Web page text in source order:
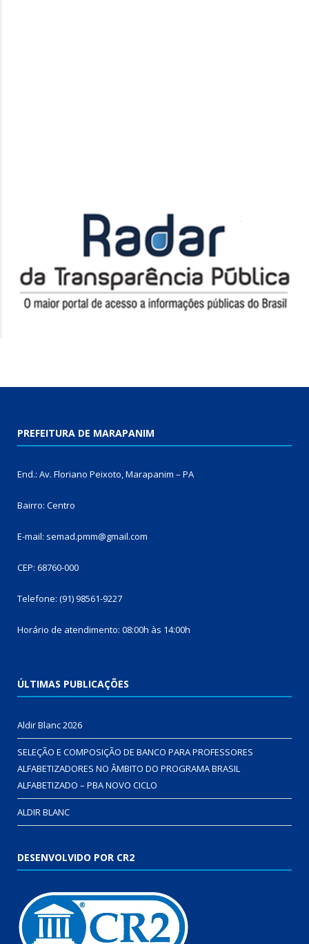
PREFEITURA DE MARAPANIM
End.: Av. Floriano Peixoto, Marapanim – PA
Bairro: Centro
E-mail: semad.pmm@gmail.com
CEP: 68760-000
Telefone: (91) 98561-9227
Horário de atendimento: 08:00h às 14:00h
ÚLTIMAS PUBLICAÇÕES
Aldir Blanc 2026
SELEÇÃO E COMPOSIÇÃO DE BANCO PARA PROFESSORES
ALFABETIZADORES NO ÂMBITO DO PROGRAMA BRASIL
ALFABETIZADO – PBA NOVO CICLO
ALDIR BLANC
DESENVOLVIDO POR CR2